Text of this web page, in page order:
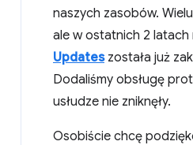
naszych zasobów.
ale w ostatnich 2 latach
Updateszostała już
Dodaliśmy obsługę
usłudze nie zniknęły.
Osobiście chcę